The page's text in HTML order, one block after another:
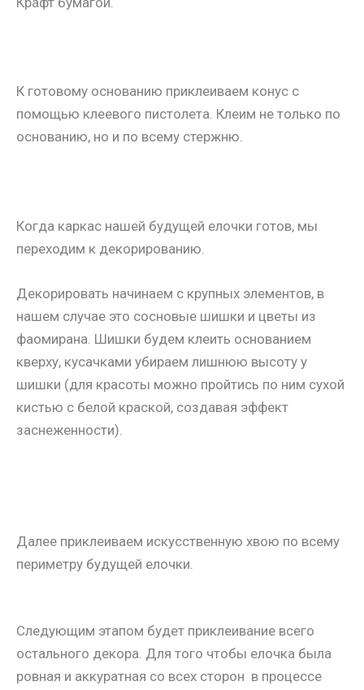
К готовому основанию приклеиваем конус с
помощью клеевого пистолета. Клеим не только по
основанию, но и по всему стержню.
Когда каркас нашей будущей елочки готов, мы
переходим к декорированию.
Декорировать начинаем с крупных элементов, в
нашем случае это сосновые шишки и цветы из
фаомирана. Шишки будем клеить основанием
кверху, кусачками убираем лишнюю высоту у
шишки (для красоты можно пройтись по ним сухой
кистью с белой краской, создавая эффект
заснеженности).
Далее приклеиваем искусственную хвою по всему
периметру будущей елочки.
Следующим этапом будет приклеивание всего
остального декора. Для того чтобы елочка была
ровная и аккуратная со всех сторон в процессе